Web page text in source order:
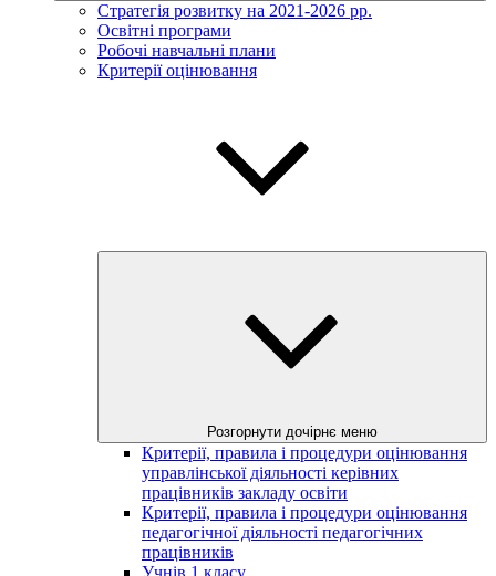
Стратегія розвитку на 2021-2026 рр.
Освітні програми
Робочі навчальні плани
Критерії оцінювання
Розгорнути дочірнє меню
Критерії, правила і процедури оцінювання
управлінської діяльності керівних
працівників закладу освіти
Критерії, правила і процедури оцінювання
педагогічної діяльності педагогічних
працівників
Учнів 1 класу